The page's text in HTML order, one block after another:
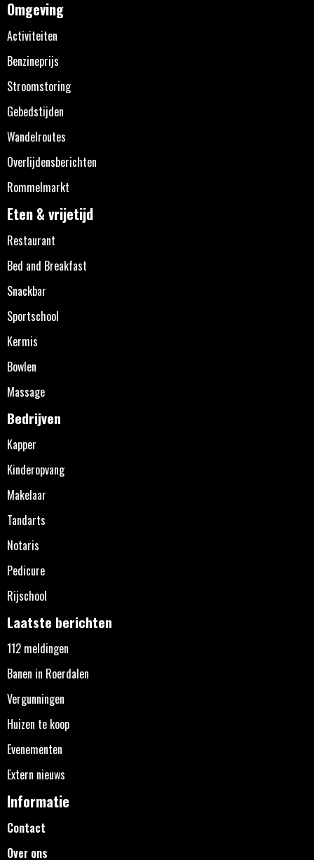
Omgeving
Activiteiten
Benzineprijs
Stroomstoring
Gebedstijden
Wandelroutes
Overlijdensberichten
Rommelmarkt
Eten & vrijetijd
Restaurant
Bed and Breakfast
Snackbar
Sportschool
Kermis
Bowlen
Massage
Bedrijven
Kapper
Kinderopvang
Makelaar
Tandarts
Notaris
Pedicure
Rijschool
Laatste berichten
112 meldingen
Banen in Roerdalen
Vergunningen
Huizen te koop
Evenementen
Extern nieuws
Informatie
Contact
Over ons